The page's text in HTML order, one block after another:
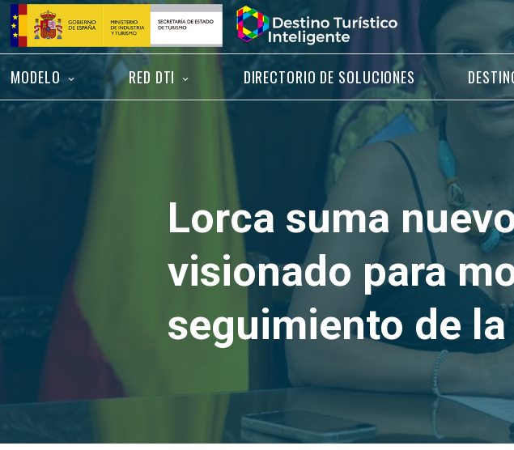
Saltar
contenido
Inicio
MODELO RED DTI DIRECTORIO DE SOLUCIONES
Lorca suma
visionado para
seguimiento de